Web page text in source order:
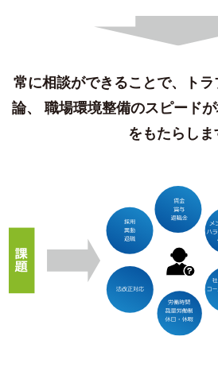
常に相談ができることで、ト
論、
職場環境整備のスピード
をもたらしま